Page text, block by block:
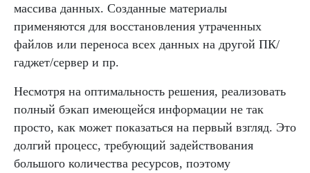
массива данных. Созданные материалы
применяются для восстановления утраченных
файлов или переноса всех данных на другой ПК/
гаджет/сервер и пр.
Несмотря на оптимальность решения, реализовать
полный бэкап имеющейся информации не так
просто, как может показаться на первый взгляд. Это
долгий процесс, требующий задействования
большого количества ресурсов, поэтому